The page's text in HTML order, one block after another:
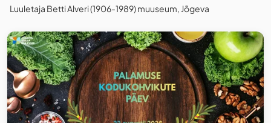
Luuletaja Betti Alveri (1906-1989) muuseum, Jõgeva